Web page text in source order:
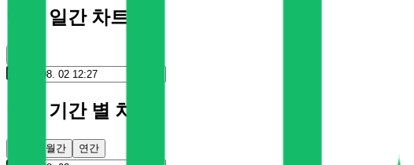
멜론 일간 차트
멜론 기간 별 차트
월간 연간